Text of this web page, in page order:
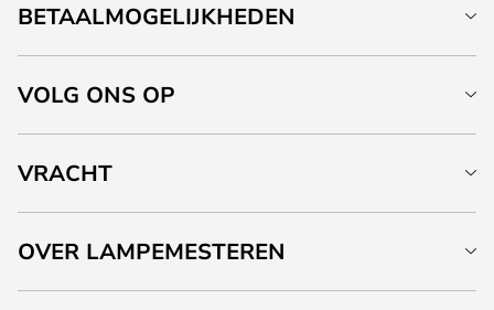
BETAALMOGELIJKHEDEN
VOLG ONS OP
VRACHT
OVER LAMPEMESTEREN